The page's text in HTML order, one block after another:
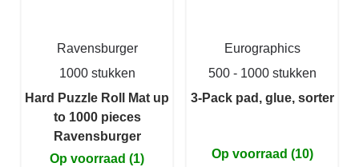
Ravensburger
1000 stukken
Hard Puzzle Roll Mat up
to 1000 pieces
Ravensburger
Op voorraad (1)
Eurographics
500 - 1000 stukken
3-Pack pad, glue, sorter
Op voorraad (10)